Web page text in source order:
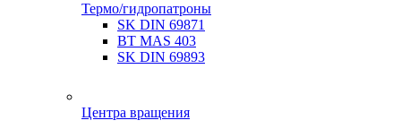
Термо/гидропатроны
SK DIN 69871
BT MAS 403
SK DIN 69893
Центра вращения